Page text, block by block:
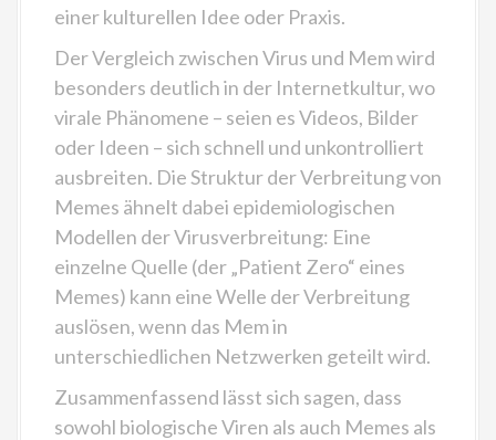
einer kulturellen Idee oder Praxis.
Der Vergleich zwischen Virus und Mem wird
besonders deutlich in der Internetkultur, wo
virale Phänomene – seien es Videos, Bilder
oder Ideen – sich schnell und unkontrolliert
ausbreiten. Die Struktur der Verbreitung von
Memes ähnelt dabei epidemiologischen
Modellen der Virusverbreitung: Eine
einzelne Quelle (der „Patient Zero“ eines
Memes) kann eine Welle der Verbreitung
auslösen, wenn das Mem in
unterschiedlichen Netzwerken geteilt wird.
Zusammenfassend lässt sich sagen, dass
sowohl biologische Viren als auch Memes als